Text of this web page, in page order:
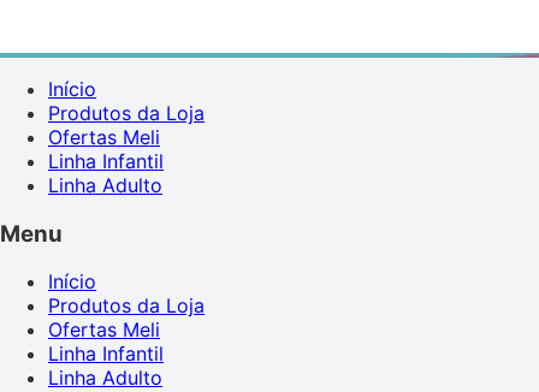
Início
Produtos da Loja
Ofertas Meli
Linha Infantil
Linha Adulto
Menu
Início
Produtos da Loja
Ofertas Meli
Linha Infantil
Linha Adulto